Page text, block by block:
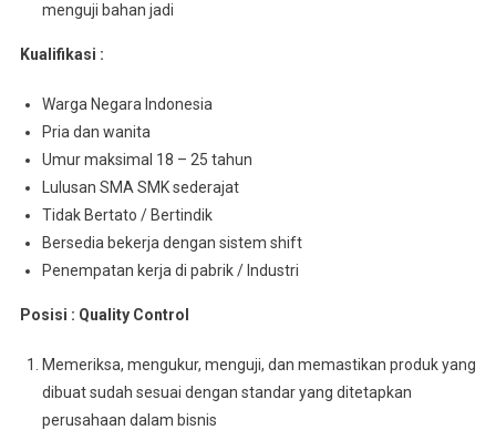
menguji bahan jadi
Kualifikasi :
Warga Negara Indonesia
Pria dan wanita
Umur maksimal 18 – 25 tahun
Lulusan SMA SMK sederajat
Tidak Bertato / Bertindik
Bersedia bekerja dengan sistem shift
Penempatan kerja di pabrik / Industri
Posisi : Quality Control
Memeriksa, mengukur, menguji, dan memastikan produk yang
dibuat sudah sesuai dengan standar yang ditetapkan
perusahaan dalam bisnis